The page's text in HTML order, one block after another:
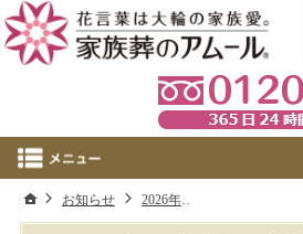
ホーム
お知らせ 2026年